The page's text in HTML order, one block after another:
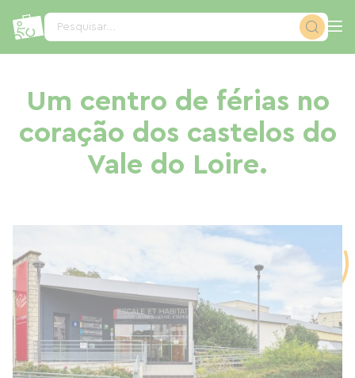
Pesquisar...
Um centro de férias no
coração dos castelos do
Vale do Loire.
Painel de Gerenciamento de Cookies